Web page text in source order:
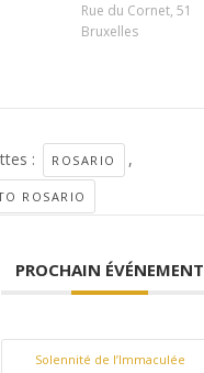
Rue du Cornet, 51
Bruxelles
: ROSARIO ,
ROSARIO
PROCHAIN ÉVÉNEMENT
Solennité de l’Immaculée